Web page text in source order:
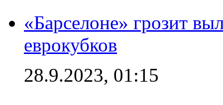
«Барселоне» грозит
еврокубков
28.9.2023, 01:15